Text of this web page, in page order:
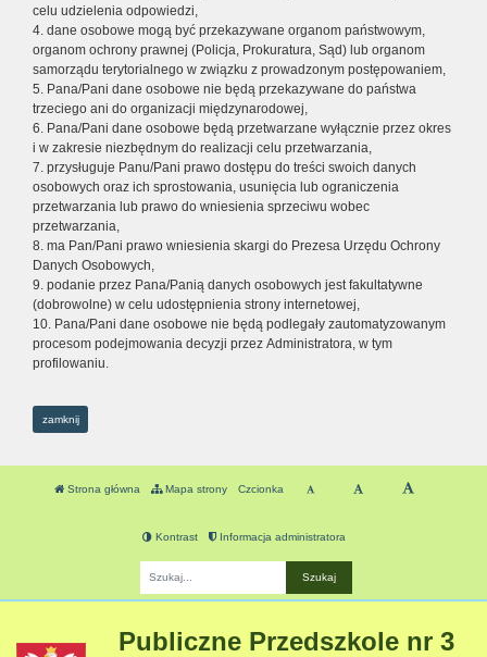
celu udzielenia odpowiedzi,
4. dane osobowe mogą być przekazywane organom państwowym,
organom ochrony prawnej (Policja, Prokuratura, Sąd) lub organom
samorządu terytorialnego w związku z prowadzonym postępowaniem,
5. Pana/Pani dane osobowe nie będą przekazywane do państwa
trzeciego ani do organizacji międzynarodowej,
6. Pana/Pani dane osobowe będą przetwarzane wyłącznie przez okres
i w zakresie niezbędnym do realizacji celu przetwarzania,
7. przysługuje Panu/Pani prawo dostępu do treści swoich danych
osobowych oraz ich sprostowania, usunięcia lub ograniczenia
przetwarzania lub prawo do wniesienia sprzeciwu wobec
przetwarzania,
8. ma Pan/Pani prawo wniesienia skargi do Prezesa Urzędu Ochrony
Danych Osobowych,
9. podanie przez Pana/Panią danych osobowych jest fakultatywne
(dobrowolne) w celu udostępnienia strony internetowej,
10. Pana/Pani dane osobowe nie będą podlegały zautomatyzowanym
procesom podejmowania decyzji przez Administratora, w tym
profilowaniu.
zamknij
Strona główna Mapa strony Czcionka
Kontrast Informacja administratora
Publiczne Przedszkole nr 3